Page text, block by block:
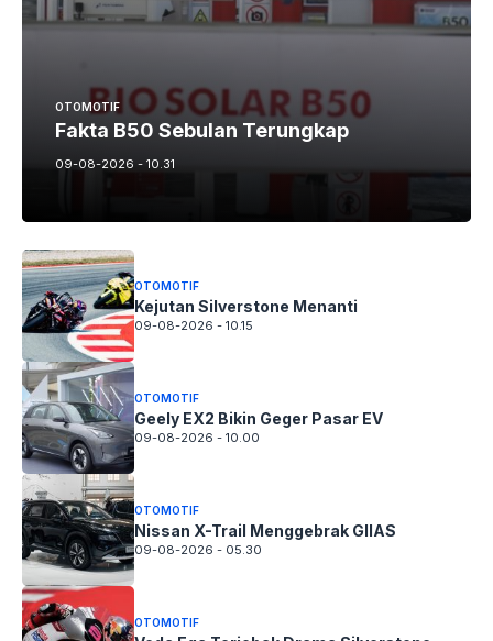
OTOMOTIF
Fakta B50 Sebulan Terungkap
09-08-2026 - 10.31
OTOMOTIF
Kejutan Silverstone Menanti
09-08-2026 - 10.15
OTOMOTIF
Geely EX2 Bikin Geger Pasar EV
09-08-2026 - 10.00
OTOMOTIF
Nissan X-Trail Menggebrak GIIAS
09-08-2026 - 05.30
OTOMOTIF